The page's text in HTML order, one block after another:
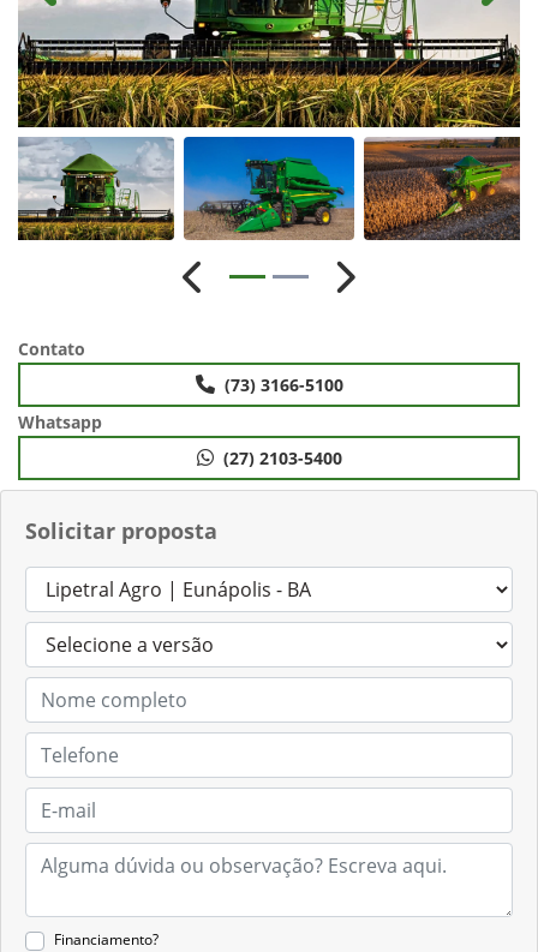
Solicitar proposta
Financiamento?
Anterior Próximo
Contato
(73) 3166-5100
Whatsapp
(27) 2103-5400